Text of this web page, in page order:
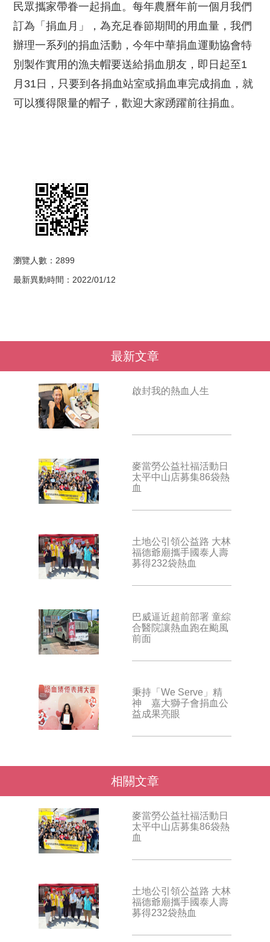
民眾攜家帶眷一起捐血。每年農曆年前一個月我們
訂為「捐血月」，為充足春節期間的用血量，我們
辦理一系列的捐血活動，今年中華捐血運動協會特
別製作實用的漁夫帽要送給捐血朋友，即日起至1
月31日，只要到各捐血站室或捐血車完成捐血，就
可以獲得限量的帽子，歡迎大家踴躍前往捐血。
瀏覽人數：2899
最新異動時間：2022/01/12
最新文章
啟封我的熱血人生
麥當勞公益社福活動日
太平中山店募集86袋熱
血
土地公引領公益路 大林
福德爺廟攜手國泰人壽
募得232袋熱血
巴威逼近超前部署 童綜
合醫院讓熱血跑在颱風
前面
秉持「We Serve」精
神 嘉大獅子會捐血公
益成果亮眼
相關文章
麥當勞公益社福活動日
太平中山店募集86袋熱
血
土地公引領公益路 大林
福德爺廟攜手國泰人壽
募得232袋熱血